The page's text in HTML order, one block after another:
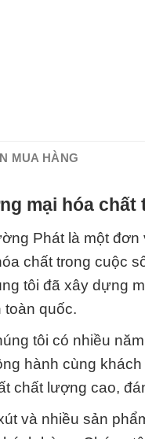
MUA HÀNG
mại hóa chất
Phát là một
chất trong cuộc
tôi đã xây dựng
toàn quốc.
tôi có nhiều
hành cùng
chất lượng cao,
và nhiều sản